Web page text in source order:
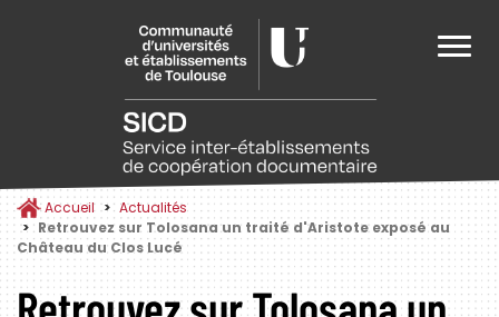
Toggle
Bibliothèques
Trouver une Bibliothèque
La Carte Multiservices
Nos services
Archipel
Navette
Patrimoine Écrit
Un patrimoine à préserver et partager
Les collections rares et précieuses
Formations Occitanie
Urfist
Historique du Réseau
Accueil
Actualités
Retrouvez sur Tolosana un traité d'Aristote exposé au
Château du Clos Lucé